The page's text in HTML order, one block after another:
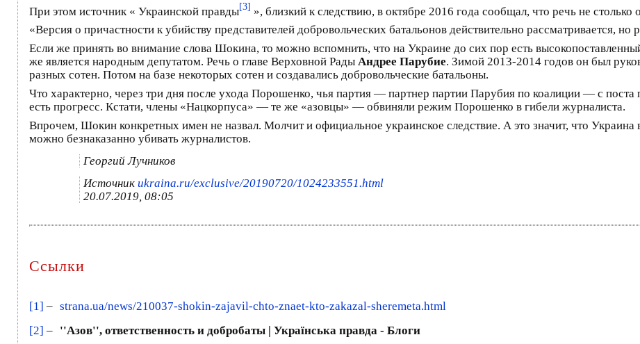
При этом источник « Украинской правды[3] », близкий к следствию, в октябре 2016 года сообщал, что речь не столько
«Версия о причастности к убийству представителей добровольческих батальонов действительно рассматривается,
Если же принять во внимание слова Шокина, то можно вспомнить, что на Украине до сих пор есть
же является народным депутатом. Речь о главе Верховной Рады Андрее Парубие. Зимой 2013-2014 годов он был
разных сотен. Потом на базе некоторых сотен и создавались добровольческие батальоны.
Что характерно, через три дня после ухода Порошенко, чья партия — партнер партии Парубия по коалиции — с поста
есть прогресс. Кстати, члены «Нацкорпуса» — те же «азовцы» — обвиняли режим Порошенко в гибели журналиста.
Впрочем, Шокин конкретных имен не назвал. Молчит и официальное украинское следствие. А это значит, что Украина
можно безнаказанно убивать журналистов.
Георгий Лучников
Источник ukraina.ru/exclusive/20190720/1024233551.html
20.07.2019, 08:05
Ссылки
[1] – strana.ua/news/210037-shokin-zajavil-chto-znaet-kto-zakazal-sheremeta.html
[2] – ''Азов'', ответственность и добробаты | Українська правда - Блоги